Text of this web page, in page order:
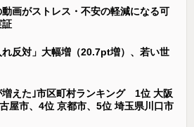
動画がストレス・不安の軽減になる可
証
反対」大幅増（20.7pt増）、若い世
増えた｣市区町村ランキング 1位 大阪
屋市、4位 京都市、5位 埼玉県川口市